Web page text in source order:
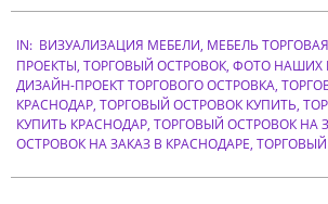
Р
Г
О
В
Ы
04-
09
IN: ВИЗУАЛИЗАЦИЯ МЕБЕЛИ, МЕБЕЛЬ ТОРГОВАЯ
ПРОЕКТЫ, ТОРГОВЫЙ ОСТРОВОК, ФОТО НАШИХ
ДИЗАЙН-ПРОЕКТ ТОРГОВОГО ОСТРОВКА,
КРАСНОДАР, ТОРГОВЫЙ ОСТРОВОК КУПИТЬ,
КУПИТЬ КРАСНОДАР, ТОРГОВЫЙ ОСТРОВОК НА
ОСТРОВОК НА ЗАКАЗ В КРАСНОДАРЕ,